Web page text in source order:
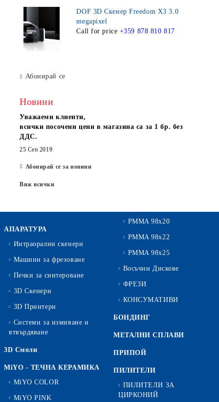
DOF 3D Скенер Freedom X3 3.0
megapixel
Call for price +359 878 810 817
Абонирай се
Новини
Уважаеми клиенти,
всички посочени цени в магазина са за 1 бр. без
ДДС.
25 Сеп 2019
Абонирай се за новини
Виж всички
АПАРАТУРА
Интраорални скенери
Машини за фрезоване
Печки за синтероване
3D Скенери
3D Принтери
Системи за измиване и
втвърдяване
3D Смоли
MiYO - ТЕЧНА КЕРАМИКА
MiYO COLOR
MiYO PINK
PMMA 98x20
PMMA 98x22
PMMA 98x25
Восъчни Дискове
ФРЕЗИ
КОНСУМАТИВИ
БОНДИНГ
МЕТАЛНИ СПЛАВИ
ПРИПОЙ
ПИЛИТЕЛИ
ПИЛИТЕЛИ ЗА
ЦИРКОНИЙ